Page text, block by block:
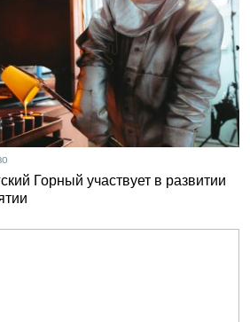
Горный участвует в развитии